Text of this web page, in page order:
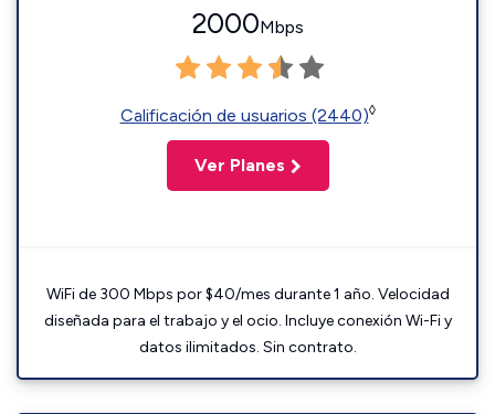
2000Mbps
Calificación de usuarios (2440)◊
Ver Planes
WiFi de 300 Mbps por $40/mes durante 1 año. Velocidad
diseñada para el trabajo y el ocio. Incluye conexión Wi-Fi y
datos ilimitados. Sin contrato.